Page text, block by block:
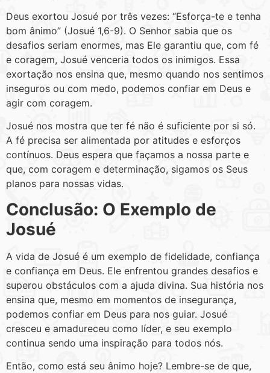
Deus exortou Josué por três vezes: “Esforça-te e tenha
bom ânimo” (Josué 1,6-9). O Senhor sabia que os
desafios seriam enormes, mas Ele garantiu que, com fé
e coragem, Josué venceria todos os inimigos. Essa
exortação nos ensina que, mesmo quando nos sentimos
inseguros ou com medo, podemos confiar em Deus e
agir com coragem.
Josué nos mostra que ter fé não é suficiente por si só.
A fé precisa ser alimentada por atitudes e esforços
contínuos. Deus espera que façamos a nossa parte e
que, com coragem e determinação, sigamos os Seus
planos para nossas vidas.
Conclusão: O Exemplo de
Josué
A vida de Josué é um exemplo de fidelidade, confiança
e confiança em Deus. Ele enfrentou grandes desafios e
superou obstáculos com a ajuda divina. Sua história nos
ensina que, mesmo em momentos de insegurança,
podemos confiar em Deus para nos guiar. Josué
cresceu e amadureceu como líder, e seu exemplo
continua sendo uma inspiração para todos nós.
Então, como está seu ânimo hoje? Lembre-se de que,